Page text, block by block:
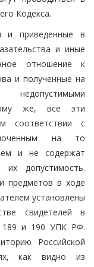
Кодекса.
и приведенные в
и иные
отношение к
и полученные на
же, все эти
соответствии с
на то
и не содержат
допустимость.
предметов в ходе
установлены
свидетелей в
189 и 190 УПК РФ.
Российской
как видно из